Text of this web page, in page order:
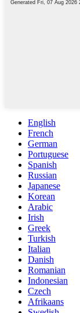
English
French
German
Portuguese
Spanish
Russian
Japanese
Korean
Arabic
Irish
Greek
Turkish
Italian
Danish
Romanian
Indonesian
Czech
Afrikaans